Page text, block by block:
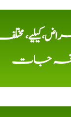
جات